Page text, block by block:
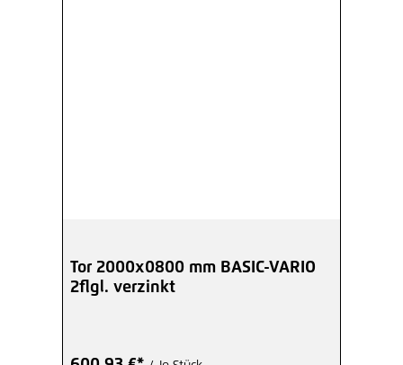
Tor 2000x0800 mm BASIC-VARIO
2flgl. verzinkt